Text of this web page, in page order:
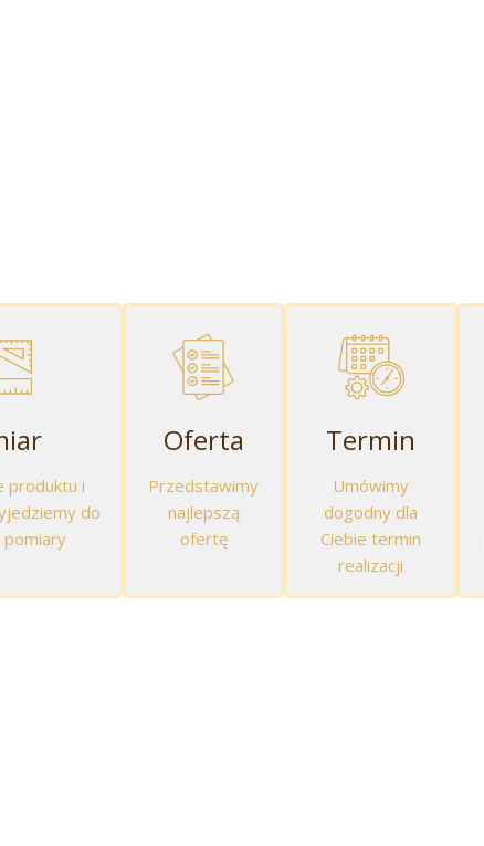
produktu i
do
pomiary
Oferta
Przedstawimy
najlepszą
ofertę
Termin
Umówimy
dogodny dla
Ciebie termin
realizacji